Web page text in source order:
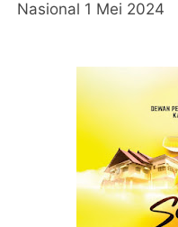
Nasional 1 Mei 2024